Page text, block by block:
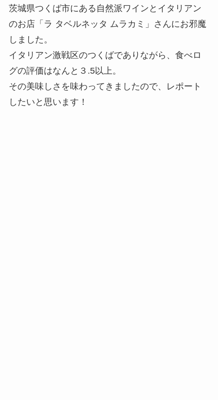
茨城県つくば市にある自然派ワインとイタリアン
のお店「ラ タベルネッタ ムラカミ」さんにお邪魔
しました。
イタリアン激戦区のつくばでありながら、食べロ
グの評価はなんと３.5以上。
その美味しさを味わってきましたので、レポート
したいと思います！